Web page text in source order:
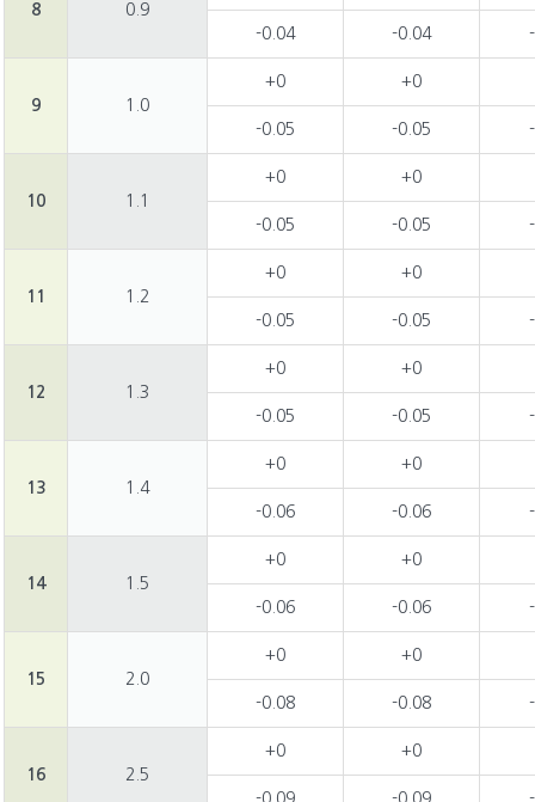
8 0.9
-0.04 -0.04
9 1.0
+0 +0
-0.05 -0.05
10 1.1
+0 +0
-0.05 -0.05
11 1.2
+0 +0
-0.05 -0.05
12 1.3
+0 +0
-0.05 -0.05
13 1.4
+0 +0
-0.06 -0.06
14 1.5
+0 +0
-0.06 -0.06
15 2.0
+0 +0
-0.08 -0.08
16 2.5
+0 +0
-0.09 -0.09